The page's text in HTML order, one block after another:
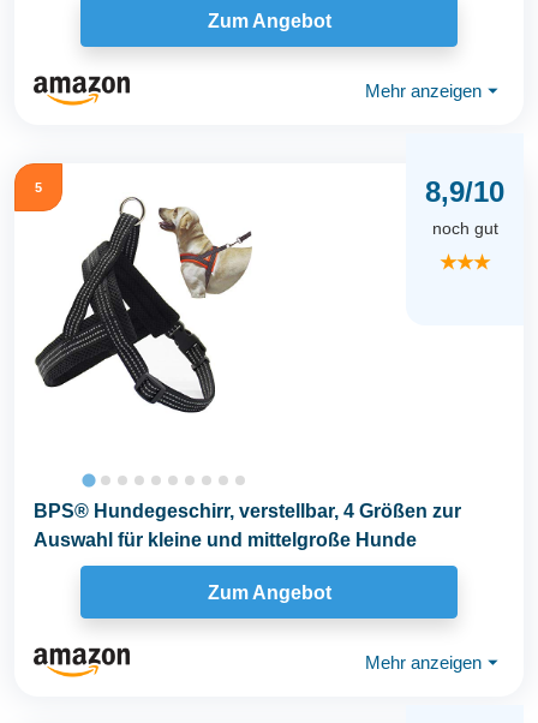
Zum Angebot
Mehr anzeigen ⏷
5 8,9/10
noch gut
★★★
BPS® Hundegeschirr, verstellbar, 4 Größen zur
Auswahl für kleine und mittelgroße Hunde
Zum Angebot
Mehr anzeigen ⏷